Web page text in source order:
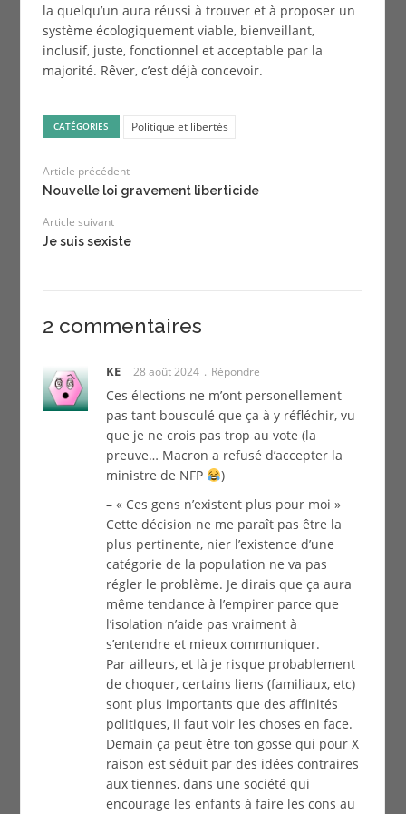
la quelqu’un aura réussi à trouver et à proposer un
système écologiquement viable, bienveillant,
inclusif, juste, fonctionnel et acceptable par la
majorité. Rêver, c’est déjà concevoir.
CATÉGORIES Politique et libertés
Article précédent
Nouvelle loi gravement liberticide
Article suivant
Je suis sexiste
2 commentaires
KE 28 août 2024 Répondre
Ces élections ne m’ont personellement
pas tant bousculé que ça à y réfléchir, vu
que je ne crois pas trop au vote (la
preuve… Macron a refusé d’accepter la
ministre de NFP
)
– « Ces gens n’existent plus pour moi »
Cette décision ne me paraît pas être la
plus pertinente, nier l’existence d’une
catégorie de la population ne va pas
régler le problème. Je dirais que ça aura
même tendance à l’empirer parce que
l’isolation n’aide pas vraiment à
s’entendre et mieux communiquer.
Par ailleurs, et là je risque probablement
de choquer, certains liens (familiaux, etc)
sont plus importants que des affinités
politiques, il faut voir les choses en face.
Demain ça peut être ton gosse qui pour X
raison est séduit par des idées contraires
aux tiennes, dans une société qui
encourage les enfants à faire les cons au